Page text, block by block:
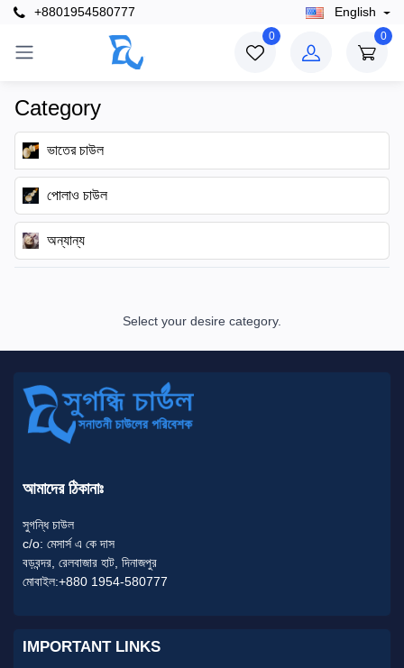
+8801954580777 English
0 0
Category
ভাতের চাউল
পোলাও চাউল
অন্যান্য
Select your desire category.
আমাদের ঠিকানাঃ
সুগন্ধি চাউল
c/o: মেসার্স এ কে দাস
বড়বন্দর, রেলবাজার হাট, দিনাজপুর
মোবাইল:+880 1954-580777
IMPORTANT LINKS